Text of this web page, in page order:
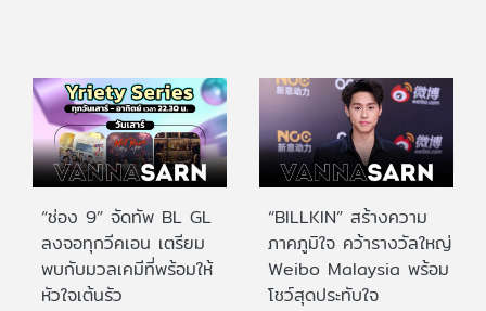
“ช่อง 9” จัดทัพ BL GL
ลงจอทุกวีคเอน เตรียม
พบกับมวลเคมีที่พร้อมให้
หัวใจเต้นรัว
“BILLKIN” สร้างความ
ภาคภูมิใจ คว้ารางวัลใหญ่
Weibo Malaysia พร้อม
โชว์สุดประทับใจ